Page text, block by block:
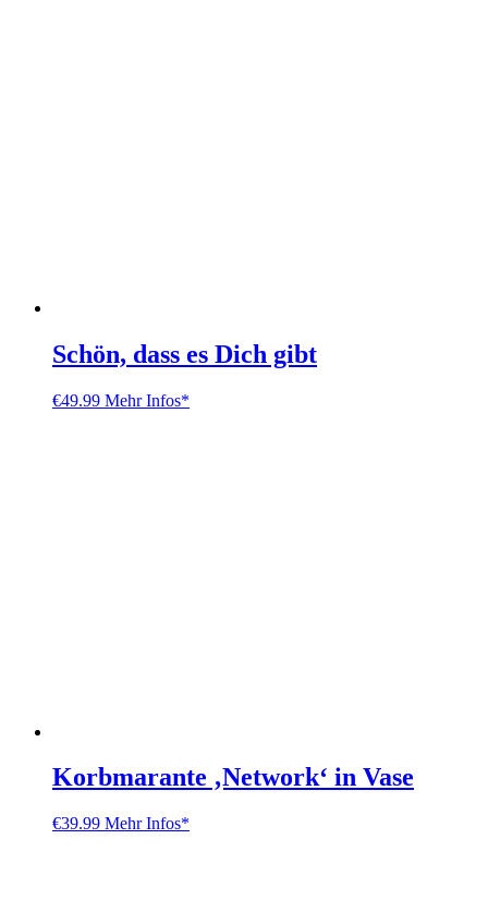
Schön, dass es Dich gibt
€49.99 Mehr Infos*
Korbmarante ‚Network‘ in Vase
€39.99 Mehr Infos*